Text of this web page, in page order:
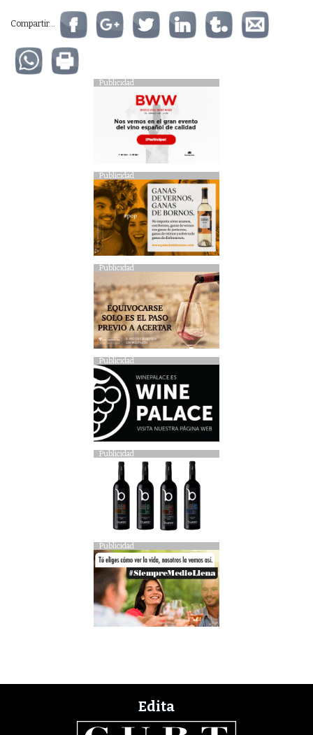
Compartir...
Publicidad
Publicidad
Publicidad
Publicidad
Publicidad
Publicidad
Edita